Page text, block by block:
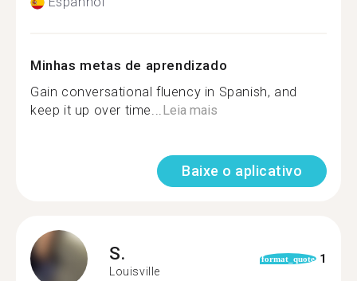
Minhas metas de aprendizado
Gain conversational fluency in Spanish, and
keep it up over time...Leia mais
Baixe o aplicativo
S.
Louisville
format_quote 1